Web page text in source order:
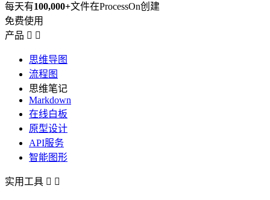
每天有100,000+文件在ProcessOn创建
免费使用
产品  
思维导图
流程图
思维笔记
Markdown
在线白板
原型设计
API服务
智能图形
实用工具  